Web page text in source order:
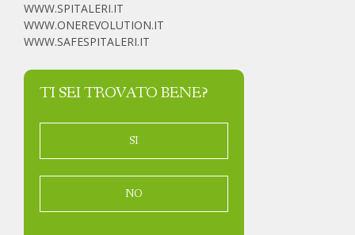
WWW.SPITALERI.IT
WWW.ONEREVOLUTION.IT
WWW.SAFESPITALERI.IT
TI SEI TROVATO BENE?
SI
NO